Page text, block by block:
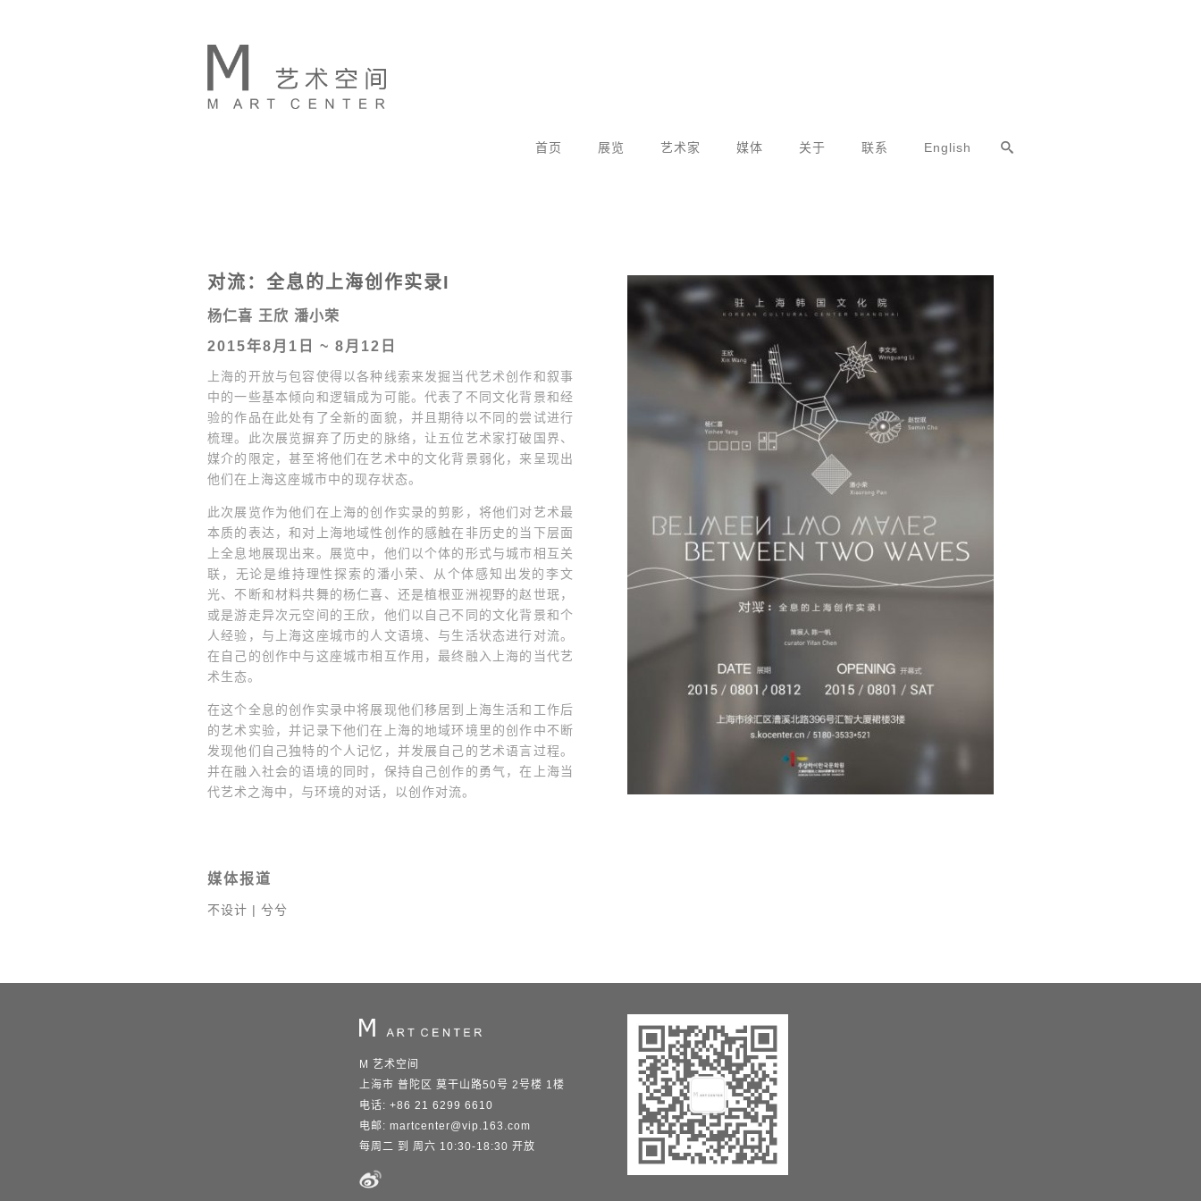
首页 展览 艺术家 媒体 关于 联系 English
对流：全息的上海创作实录I
杨仁喜 王欣 潘小荣
2015年8月1日 ~ 8月12日
上海的开放与包容使得以各种线索来发掘当代艺术创作和叙事
中的一些基本倾向和逻辑成为可能。代表了不同文化背景和经
验的作品在此处有了全新的面貌，并且期待以不同的尝试进行
梳理。此次展览摒弃了历史的脉络，让五位艺术家打破国界、
媒介的限定，甚至将他们在艺术中的文化背景弱化，来呈现出
他们在上海这座城市中的现存状态。
此次展览作为他们在上海的创作实录的剪影，将他们对艺术最
本质的表达，和对上海地域性创作的感触在非历史的当下层面
上全息地展现出来。展览中，他们以个体的形式与城市相互关
联，无论是维持理性探索的潘小荣、从个体感知出发的李文
光、不断和材料共舞的杨仁喜、还是植根亚洲视野的赵世珉，
或是游走异次元空间的王欣，他们以自己不同的文化背景和个
人经验，与上海这座城市的人文语境、与生活状态进行对流。
在自己的创作中与这座城市相互作用，最终融入上海的当代艺
术生态。
在这个全息的创作实录中将展现他们移居到上海生活和工作后
的艺术实验，并记录下他们在上海的地域环境里的创作中不断
发现他们自己独特的个人记忆，并发展自己的艺术语言过程。
并在融入社会的语境的同时，保持自己创作的勇气，在上海当
代艺术之海中，与环境的对话，以创作对流。
媒体报道
不设计 | 兮兮
M 艺术空间
上海市 普陀区 莫干山路50号 2号楼 1楼
电话: +86 21 6299 6610
电邮: martcenter@vip.163.com
每周二 到 周六 10:30-18:30 开放